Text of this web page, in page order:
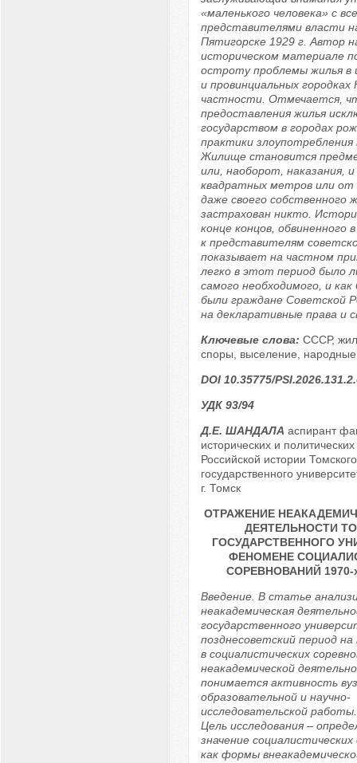
«маленького человека» с
представителями власти
Пятигорске 1929 г. Автор
историческом материале
остроту проблемы жилья в
и провинциальных городках
частности. Отмечается,
предоставления жилья
государством в городах
практики
Жилище становится
или, наоборот, наказания,
квадратных метров или от
даже своего собственного
застрахован никто.
конце концов, обвиненного
к представителям
показывает на частном
легко в этот период было
самого необходимого, и
были граждане Советской
на декларативные права и
Ключевые слова: СССР,
споры, выселение, народные
DOI 10.35775/
УДК 93/94
Д.Е. ШАНДАЛА аспирант
исторических и
Российской истории Томского
государственного
г. Томск
ОТРАЖЕНИЕ
ДЕЯТЕЛЬНОСТИ
ГОСУДАРСТВЕННОГО
ФЕНОМЕНЕ
СОРЕВНОВАНИЙ 1970-х
Введение. В статье
неакадемическая
государственного
позднесоветский период
в социалистических
неакадемической
понимается активность
образовательной и научно-
исследовательской
Цель исследования –
значение социалистических
как формы